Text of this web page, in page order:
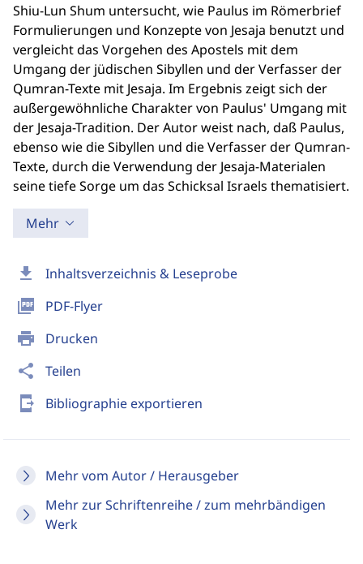
download Inhaltsverzeichnis & Leseprobe
picture_as_pdf PDF-Flyer
print Drucken
share Teilen
send_to_mobile Bibliographie exportieren
Mehr vom Autor / Herausgeber
Mehr zur Schriftenreihe / zum mehrbändigen
Werk
Shiu-Lun Shum untersucht, wie Paulus im Römerbrief
Formulierungen und Konzepte von Jesaja benutzt und
vergleicht das Vorgehen des Apostels mit dem
Umgang der jüdischen Sibyllen und der Verfasser der
Qumran-Texte mit Jesaja. Im Ergebnis zeigt sich der
außergewöhnliche Charakter von Paulus' Umgang mit
der Jesaja-Tradition. Der Autor weist nach, daß Paulus,
ebenso wie die Sibyllen und die Verfasser der Qumran-
Texte, durch die Verwendung der Jesaja-Materialen
seine tiefe Sorge um das Schicksal Israels thematisiert.
Mehr